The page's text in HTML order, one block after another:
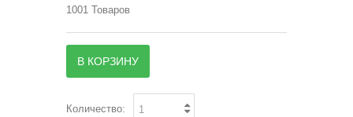
1001 Товаров
В КОРЗИНУ
Количество: